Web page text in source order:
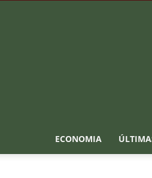
ECONOMIA